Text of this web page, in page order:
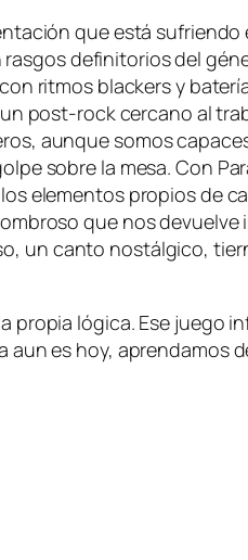
que es­tá su­frien­do
de­fi­ni­to­rios del
rit­mos blac­kers y
post-rock cer­cano al
aun­que so­mos
so­bre la me­sa. Con
ele­men­tos pro­pios de
que nos
un can­to nos­tál­gi­co,
ló­gi­ca. Ese jue­go
es hoy, apren­da­mos